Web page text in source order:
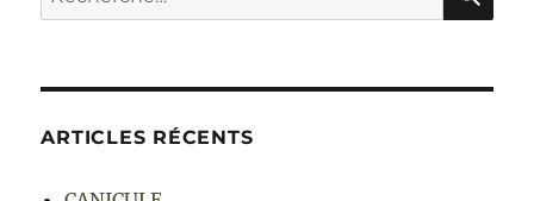
pour :
ARTICLES RÉCENTS